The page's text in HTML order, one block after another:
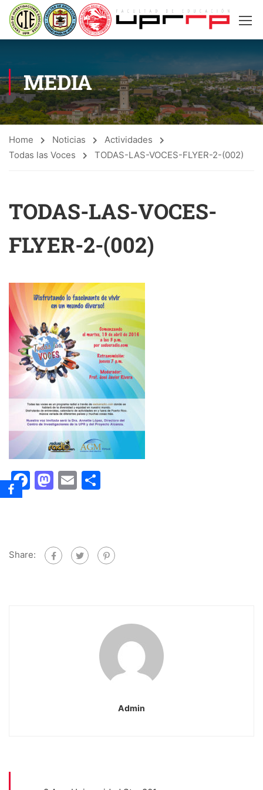
MEDIA
Home Noticias
Actividades
Todas las Voces
TODAS-LAS-VOCES-FLYER-2-(002)
TODAS-LAS-VOCES-
FLYER-2-(002)
Facebook
Mastodon
Email
Share:
Admin